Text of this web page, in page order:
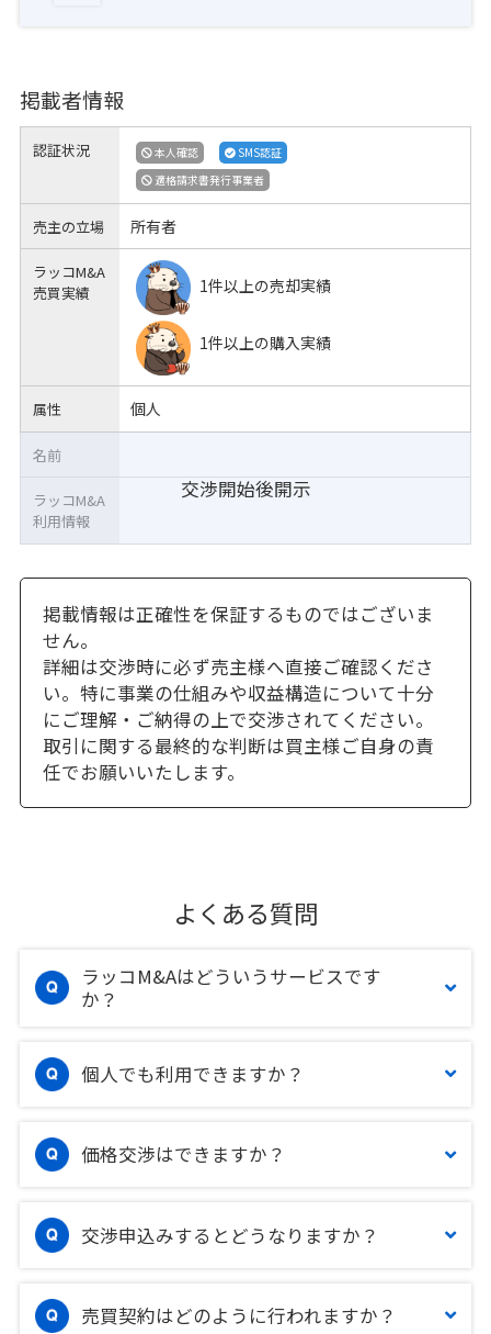
掲載者情報
認証状況 本人確認
SMS認証
適格請求書発行事業者
売主の立場 所有者
ラッコM&A
売買実績
1件以上の売却実績
1件以上の購入実績
属性 個人
交渉開始後開示
名前
ラッコM&A
利用情報
掲載情報は正確性を保証するものではございま
せん。
詳細は交渉時に必ず売主様へ直接ご確認くださ
い。特に事業の仕組みや収益構造について十分
にご理解・ご納得の上で交渉されてください。
取引に関する最終的な判断は買主様ご自身の責
任でお願いいたします。
よくある質問
ラッコM&Aはどういうサービスです
か？
個人でも利用できますか？
価格交渉はできますか？
交渉申込みするとどうなりますか？
売買契約はどのように行われますか？